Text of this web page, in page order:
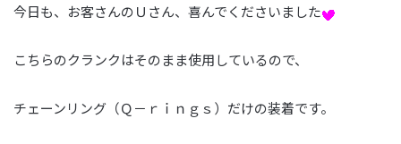
今日も、お客さんのＵさん、喜んでくださいました
こちらのクランクはそのまま使用しているので、
チェーンリング（Ｑ－ｒｉｎｇｓ）だけの装着です。